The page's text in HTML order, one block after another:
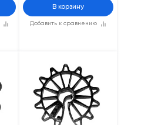
Добавить к сравнению
В корзину